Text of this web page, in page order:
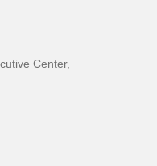
Center,